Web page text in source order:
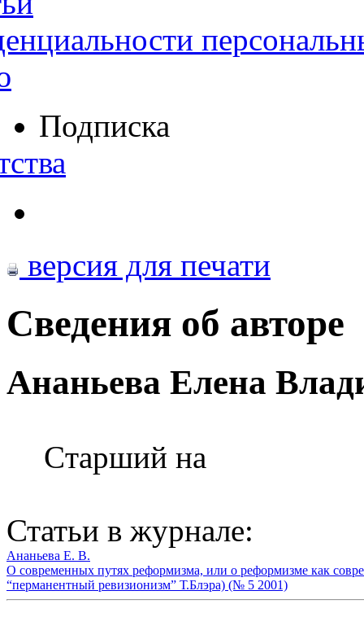
Подписка
версия для печати
Сведения об авторе
Ананьева Елена
Cтарший на
Статьи в журнале:
Ананьева Е. В.
О современных путях реформизма, или о реформизме как
“перманентный ревизионизм” Т.Блэра) (№ 5 2001)